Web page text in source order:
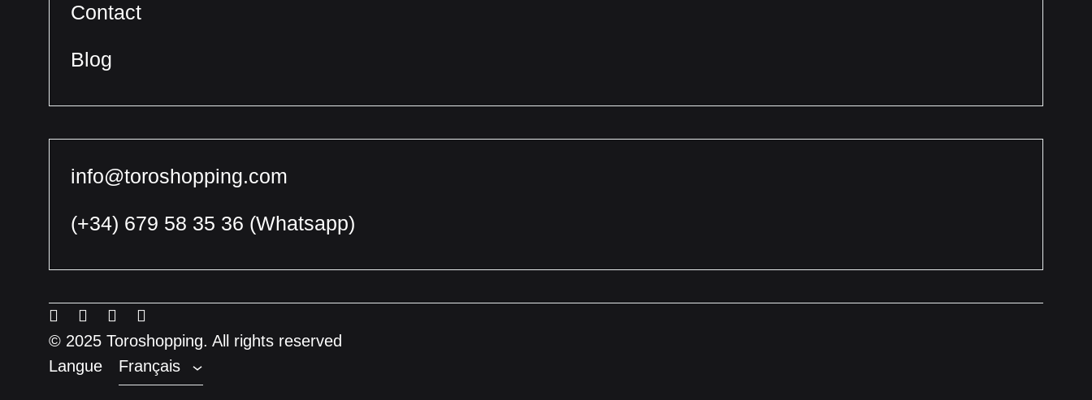
Contact
Blog
info@toroshopping.com
(+34) 679 58 35 36 (Whatsapp)
Menu
Item
Menu
Item
Menu
ItemItem
© 2025 Toroshopping. All rights reserved
Langue
Français
Anglais